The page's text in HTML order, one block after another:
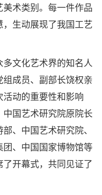
术类别。每一件作品
生动展现了我国工艺
文化艺术界的知名人
成员、副部长饶权亲
动的重要性和影响
国艺术研究院原院长
、中国艺术研究院、
、中国国家博物馆等
开幕式，共同见证了